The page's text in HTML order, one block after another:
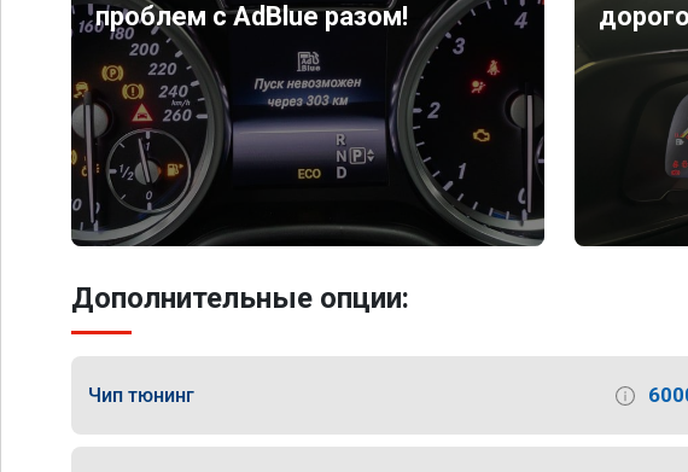
проблем с AdBlue разом!
Дополнительные опции:
Чип тюнинг